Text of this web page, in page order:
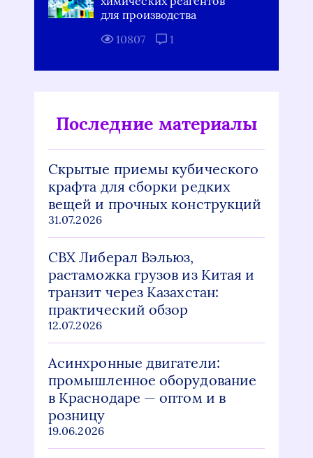
для производства
10807
1
Последние материалы
Скрытые приемы кубического
крафта для сборки редких
вещей и прочных конструкций
31.07.2026
СВХ Либерал Вэльюз,
растаможка грузов из Китая и
транзит через Казахстан:
практический обзор
12.07.2026
Асинхронные двигатели:
промышленное оборудование
в Краснодаре — оптом и в
розницу
19.06.2026